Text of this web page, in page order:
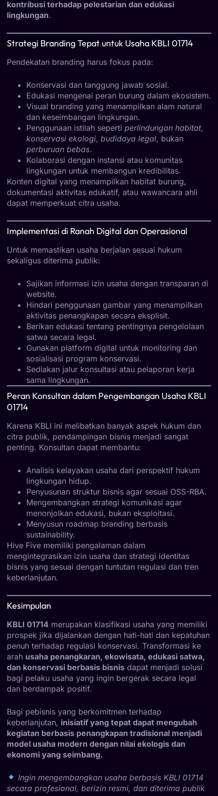
kontribusi terhadap pelestarian dan edukasi
lingkungan.
Strategi Branding Tepat untuk Usaha KBLI 01714
Pendekatan branding harus fokus pada:
Konservasi dan tanggung jawab sosial.
Edukasi mengenai peran burung dalam ekosistem.
Visual branding yang menampilkan alam natural
dan keseimbangan lingkungan.
Penggunaan istilah seperti perlindungan habitat,
konservasi ekologi, budidaya legal, bukan
perburuan bebas.
Kolaborasi dengan instansi atau komunitas
lingkungan untuk membangun kredibilitas.
Konten digital yang menampilkan habitat burung,
dokumentasi aktivitas edukatif, atau wawancara ahli
dapat memperkuat citra usaha.
Implementasi di Ranah Digital dan Operasional
Untuk memastikan usaha berjalan sesuai hukum
sekaligus diterima publik:
Sajikan informasi izin usaha dengan transparan di
website.
Hindari penggunaan gambar yang menampilkan
aktivitas penangkapan secara eksplisit.
Berikan edukasi tentang pentingnya pengelolaan
satwa secara legal.
Gunakan platform digital untuk monitoring dan
sosialisasi program konservasi.
Sediakan jalur konsultasi atau pelaporan kerja
sama lingkungan.
Peran Konsultan dalam Pengembangan Usaha KBLI
01714
Karena KBLI ini melibatkan banyak aspek hukum dan
citra publik, pendampingan bisnis menjadi sangat
penting. Konsultan dapat membantu:
Analisis kelayakan usaha dari perspektif hukum
lingkungan hidup.
Penyusunan struktur bisnis agar sesuai OSS-RBA.
Mengembangkan strategi komunikasi agar
menonjolkan edukasi, bukan eksploitasi.
Menyusun roadmap branding berbasis
sustainability.
Hive Five memiliki pengalaman dalam
mengintegrasikan izin usaha dan strategi identitas
bisnis yang sesuai dengan tuntutan regulasi dan tren
keberlanjutan.
Kesimpulan
KBLI 01714 merupakan klasifikasi usaha yang memiliki
prospek jika dijalankan dengan hati-hati dan kepatuhan
penuh terhadap regulasi konservasi. Transformasi ke
arah usaha penangkaran, ekowisata, edukasi satwa,
dan konservasi berbasis bisnis dapat menjadi solusi
bagi pelaku usaha yang ingin bergerak secara legal
dan berdampak positif.
Bagi pebisnis yang berkomitmen terhadap
keberlanjutan, inisiatif yang tepat dapat mengubah
kegiatan berbasis penangkapan tradisional menjadi
model usaha modern dengan nilai ekologis dan
ekonomi yang seimbang.
Ingin mengembangkan usaha berbasis KBLI 01714
secara profesional, berizin resmi, dan diterima publik